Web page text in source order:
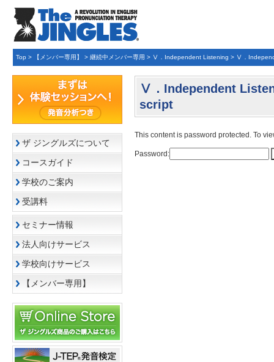
Top > 【メンバー専用】 > 継続中メンバー専用 > Ⅴ．Independent Listening > Ⅴ．
ザ ジングルズについて
コースガイド
学校のご案内
受講料
セミナー情報
法人向けサービス
学校向けサービス
【メンバー専用】
Ⅴ．Independent
script
This content is password protected. To
Password: